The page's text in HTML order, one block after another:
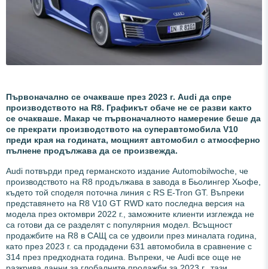
Първоначално се очакваше през 2023 г. Audi да спре
производството на R8. Графикът обаче не се разви както
се очакваше. Макар че първоначалното намерение беше да
се прекрати производството на суперавтомобила V10
преди края на годината, мощният автомобил с атмосферно
пълнене продължава да се произвежда.
Audi потвърди пред германското издание Automobilwoche, че
производството на R8 продължава в завода в Бьолингер Хьофе,
където той споделя поточна линия с RS E-Tron GT. Въпреки
представянето на R8 V10 GT RWD като последна версия на
модела през октомври 2022 г., заможните клиенти изглежда не
са готови да се разделят с популярния модел. Всъщност
продажбите на R8 в САЩ са се удвоили през миналата година,
като през 2023 г. са продадени 631 автомобила в сравнение с
314 през предходната година. Въпреки, че Audi все още не